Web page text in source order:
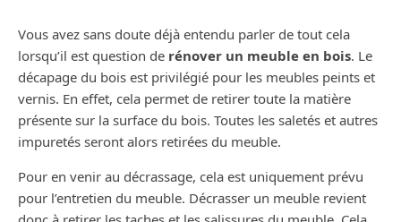
Vous avez sans doute déjà entendu parler de tout cela
lorsqu’il est question de rénover un meuble en bois. Le
décapage du bois est privilégié pour les meubles peints et
vernis. En effet, cela permet de retirer toute la matière
présente sur la surface du bois. Toutes les saletés et autres
impuretés seront alors retirées du meuble.
Pour en venir au décrassage, cela est uniquement prévu
pour l’entretien du meuble. Décrasser un meuble revient